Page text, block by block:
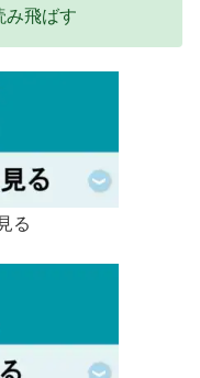
み飛ばす
る